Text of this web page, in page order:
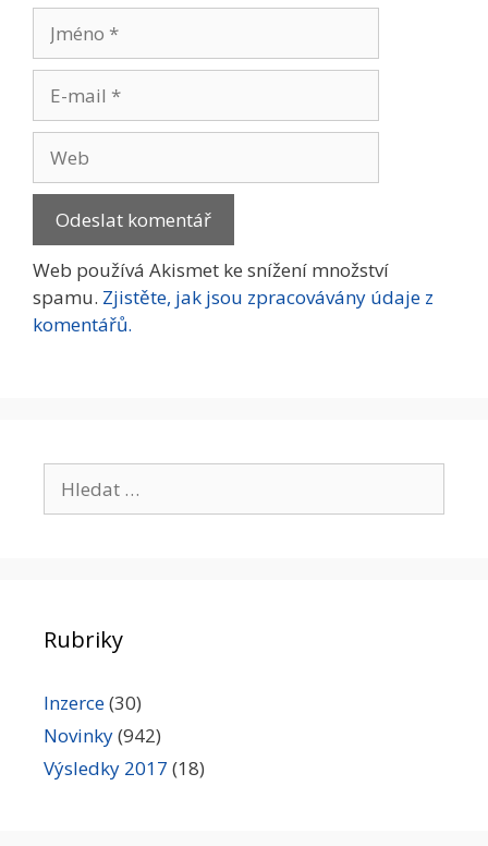
mail
Web používá Akismet ke snížení množství
spamu. Zjistěte, jak jsou zpracovávány údaje z
komentářů.
Rubriky
Inzerce(30)
Novinky(942)
Výsledky 2017 (18)